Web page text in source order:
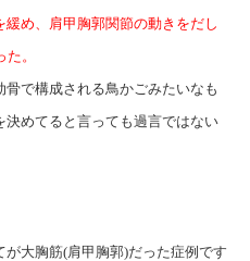
緩め、肩甲胸郭関節の動きをだし
。
で構成される鳥かごみたいなも
決めてると言っても過言ではない
が大胸筋(肩甲胸郭)だった症例です